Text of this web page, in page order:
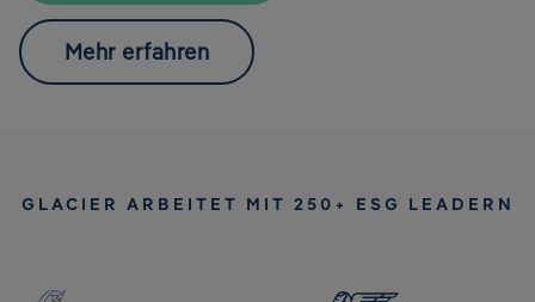
Mehr erfahren
GLACIER ARBEITET MIT 250+ ESG LEADERN